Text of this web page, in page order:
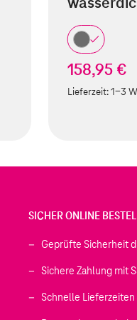
158,95 €
Lieferzeit:1-3
SICHER ONLINE
Geprüfte Sicherheit
Sichere Zahlung mit
Schnelle Lieferzeiten